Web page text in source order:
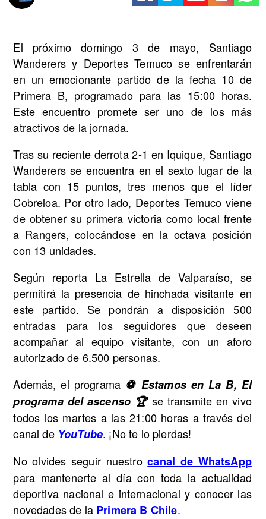
El próximo domingo 3 de mayo, Santiago
Wanderers y Deportes Temuco se enfrentarán
en un emocionante partido de la fecha 10 de
Primera B, programado para las 15:00 horas.
Este encuentro promete ser uno de los más
atractivos de la jornada.
Tras su reciente derrota 2-1 en Iquique, Santiago
Wanderers se encuentra en el sexto lugar de la
tabla con 15 puntos, tres menos que el líder
Cobreloa. Por otro lado, Deportes Temuco viene
de obtener su primera victoria como local frente
a Rangers, colocándose en la octava posición
con 13 unidades.
Según reporta La Estrella de Valparaíso, se
permitirá la presencia de hinchada visitante en
este partido. Se pondrán a disposición 500
entradas para los seguidores que deseen
acompañar al equipo visitante, con un aforo
autorizado de 6.500 personas.
Además, el programa ⚽ Estamos en La B, El
programa del ascenso 🏆se transmite en vivo
todos los martes a las 21:00 horas a través del
canal de YouTube. ¡No te lo pierdas!
No olvides seguir nuestrocanal de WhatsApp
para mantenerte al día con toda la actualidad
deportiva nacional e internacional y conocer las
novedades de la Primera B Chile.